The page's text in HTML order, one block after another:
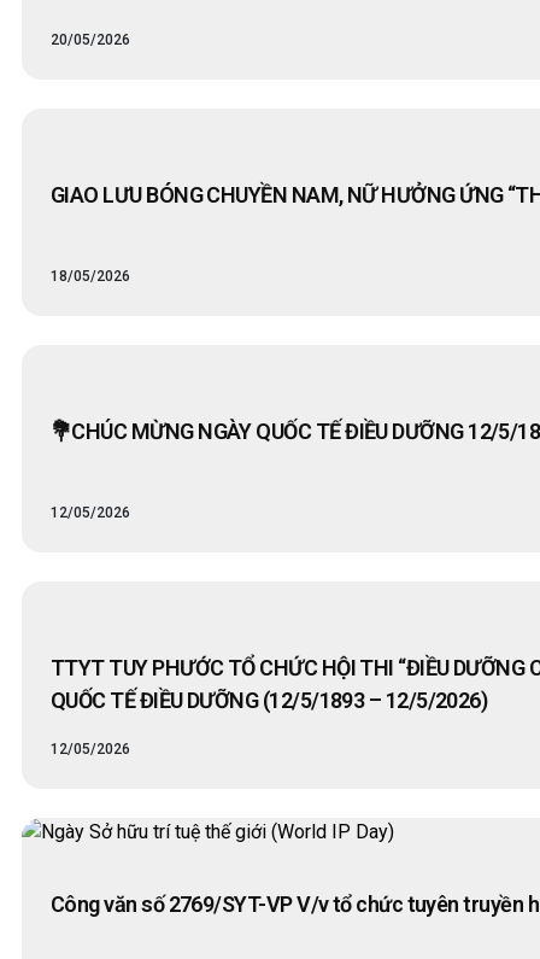
20/05/2026
GIAO LƯU BÓNG CHUYỀN NAM, NỮ HƯỞNG ỨNG
18/05/2026
💐CHÚC MỪNG NGÀY QUỐC TẾ ĐIỀU DƯỠNG 12/5/
12/05/2026
TTYT TUY PHƯỚC TỔ CHỨC HỘI THI “ĐIỀU
QUỐC TẾ ĐIỀU DƯỠNG (12/5/1893 – 12/5/2026)
12/05/2026
Công văn số 2769/SYT-VP V/v tổ chức tuyên truyền